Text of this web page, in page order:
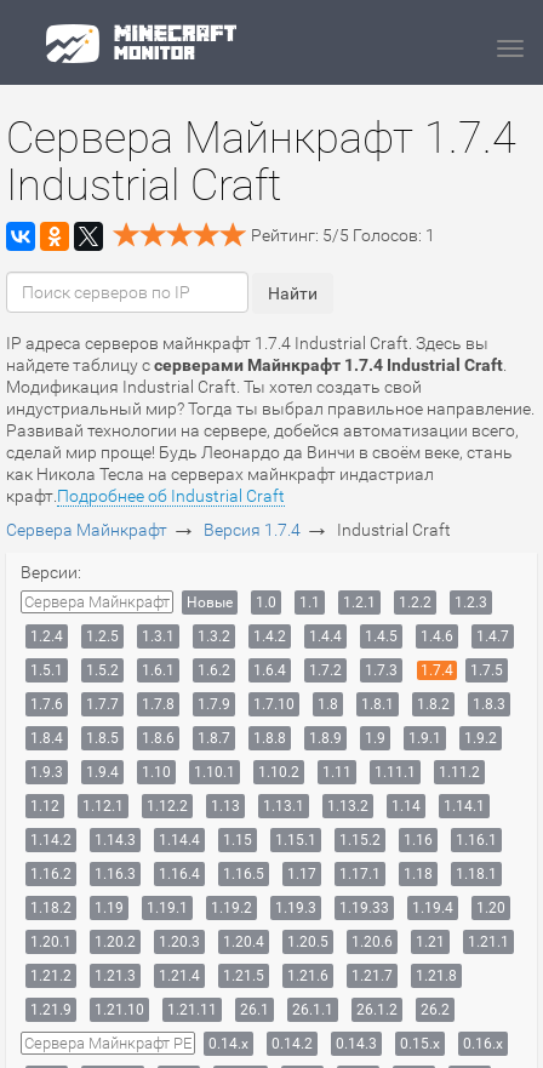
Сервера Майнкрафт 1.7.4
Industrial Craft
Рейтинг: 5/5 Голосов: 1
IP адреса серверов майнкрафт 1.7.4 Industrial Craft. Здесь вы
найдете таблицу ссерверами Майнкрафт 1.7.4 Industrial Craft
Модификация Industrial Craft. Ты хотел создать свой
индустриальный мир? Тогда ты выбрал правильное направление.
Развивай технологии на сервере, добейся автоматизации всего,
сделай мир проще! Будь Леонардо да Винчи в своём веке, стань
как Никола Тесла на серверах майнкрафт индастриал
крафт. Подробнее об Industrial Craft
Сервера Майнкрафт → Версия 1.7.4 → Industrial Craft
Версии:
Сервера Майнкрафт Новые 1.0 1.1 1.2.1 1.2.2
1.2.3
1.2.4
1.2.5 1.3.1 1.3.2 1.4.2 1.4.4 1.4.5 1.4.6
1.4.7
1.5.1
1.5.2 1.6.1 1.6.2 1.6.4 1.7.2 1.7.3 1.7.4
1.7.5
1.7.6
1.7.7 1.7.8 1.7.9 1.7.10 1.8 1.8.1 1.8.2
1.8.3
1.8.4
1.8.5 1.8.6 1.8.7 1.8.8 1.8.9 1.9 1.9.1
1.9.2
1.9.3
1.9.4 1.10 1.10.1 1.10.2 1.11 1.11.1
1.11.2
1.12
1.12.1 1.12.2 1.13 1.13.1 1.13.2 1.14
1.14.1
1.14.2
1.14.3 1.14.4 1.15 1.15.1 1.15.2 1.16
1.16.1
1.16.2
1.16.3 1.16.4 1.16.5 1.17 1.17.1 1.18
1.18.1
1.18.2
1.19 1.19.1 1.19.2 1.19.3 1.19.33 1.19.4
1.20
1.20.1
1.20.2 1.20.3 1.20.4 1.20.5 1.20.6 1.21
1.21.1
1.21.2
1.21.3 1.21.4 1.21.5 1.21.6 1.21.7
1.21.8
1.21.9
1.21.10 1.21.11 26.1 26.1.1 26.1.2 26.2
Сервера Майнкрафт PE 0.14.x 0.14.2 0.14.3 0.15.x
0.16.x